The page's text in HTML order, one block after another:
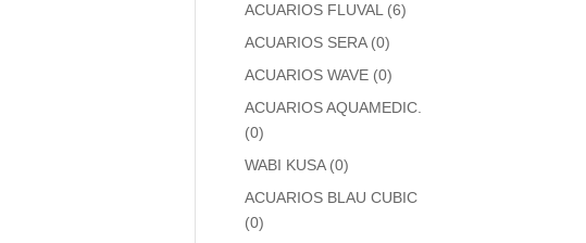
ACUARIOS FLUVAL (6)
ACUARIOS SERA (0)
ACUARIOS WAVE (0)
ACUARIOS AQUAMEDIC.
(0)
WABI KUSA (0)
ACUARIOS BLAU CUBIC
(0)